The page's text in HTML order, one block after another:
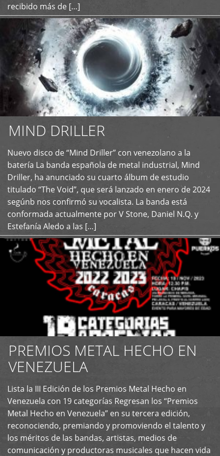
recibido más de […]
MIND DRILLER
Nuevo disco de “Mind Driller” con venezolano a la
batería La banda española de metal industrial, Mind
Driller, ha anunciado su cuarto álbum de estudio
titulado “The Void”, que será lanzado en enero de 2024
segúnb nos confirmó su vocalista. La banda está
conformada actualmente por V Stone, Daniel N.Q. y
Estefanía Aledo a las […]
+
PREMIOS METAL HECHO EN
VENEZUELA
Lista la III Edición de los Premios Metal Hecho en
Venezuela con 19 categorías Regresan los “Premios
Metal Hecho en Venezuela” en su tercera edición,
reconociendo, premiando y promoviendo el talento y
los méritos de las bandas, artistas, medios de
comunicación y productoras musicales que hacen vida
+